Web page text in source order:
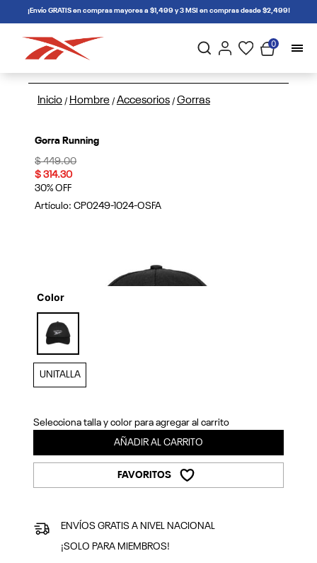
connectif¡Envío GRATIS en compras mayores a $1,499 y 3 MSI en compras desde $2,499!
0
Inicio / Hombre / Accesorios / Gorras
Gorra Running
Price reduced from
$ 449.00to
$ 314.30
30% OFF
Artículo:CP0249-1024-OSFA
Color
selected
UNITALLA
Selecciona talla y color para agregar al carrito
AÑADIR AL CARRITO
FAVORITOS
ENVÍOS GRATIS A NIVEL NACIONAL
¡SOLO PARA MIEMBROS!